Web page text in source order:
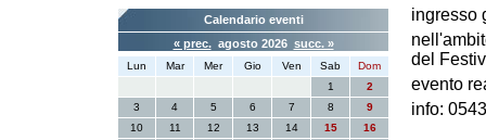
ingresso
del
evento
info:
Calendario eventi
« prec.agosto 2026 succ. »
Lun Mar Mer Gio Ven Sab
Dom
1
2
3
4 5 6 7 8
9
10
11 12 13 14 15
16